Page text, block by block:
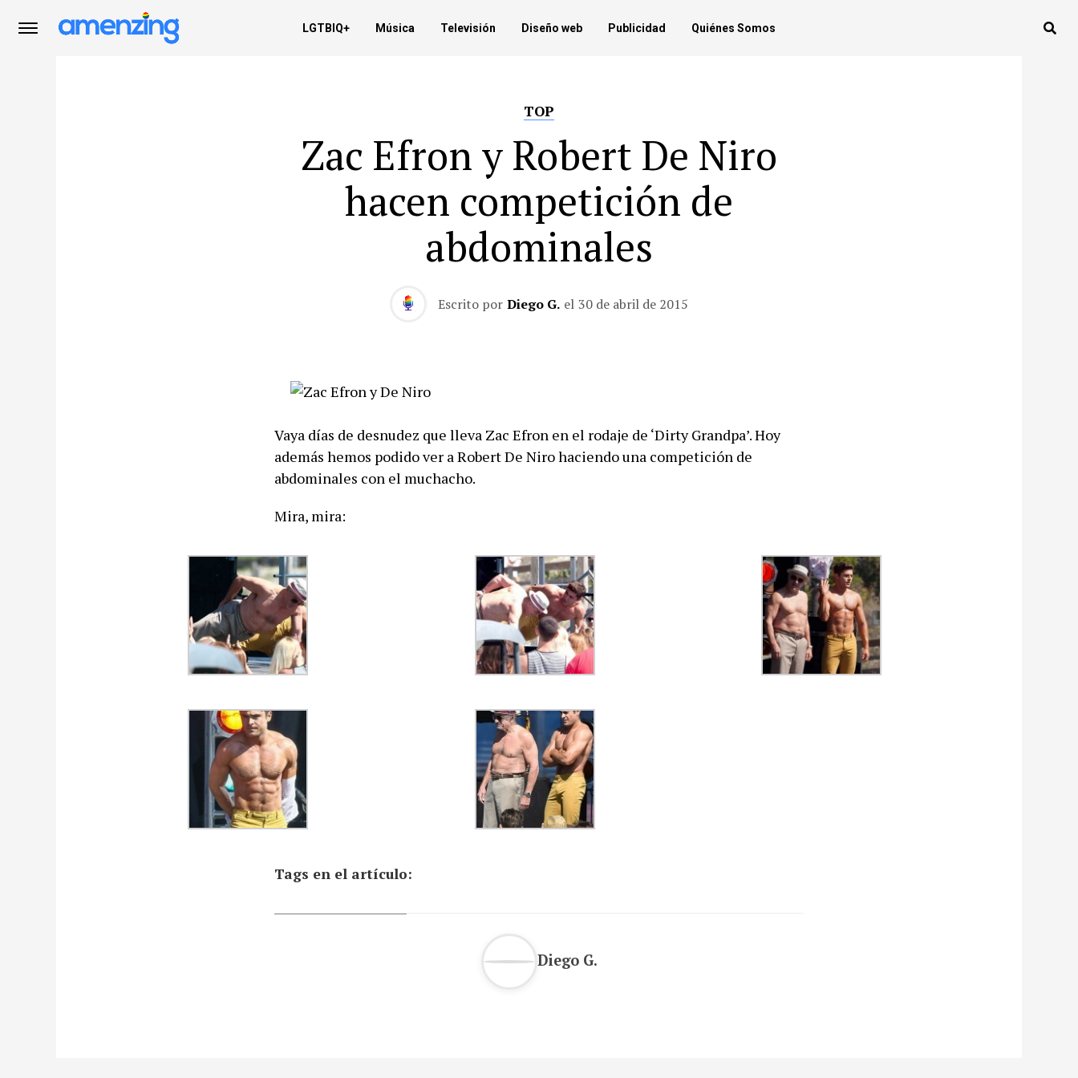
LGTBIQ+ Música Televisión Diseño web Publicidad Quiénes Somos
TOP
Zac Efron y Robert De Niro
hacen competición de
abdominales
Escrito por Diego G. el 30 de abril de 2015
Vaya días de desnudez que lleva Zac Efron en el rodaje de ‘Dirty Grandpa’. Hoy
además hemos podido ver a Robert De Niro haciendo una competición de
abdominales con el muchacho.
Mira, mira:
Tags en el artículo:
Diego G.